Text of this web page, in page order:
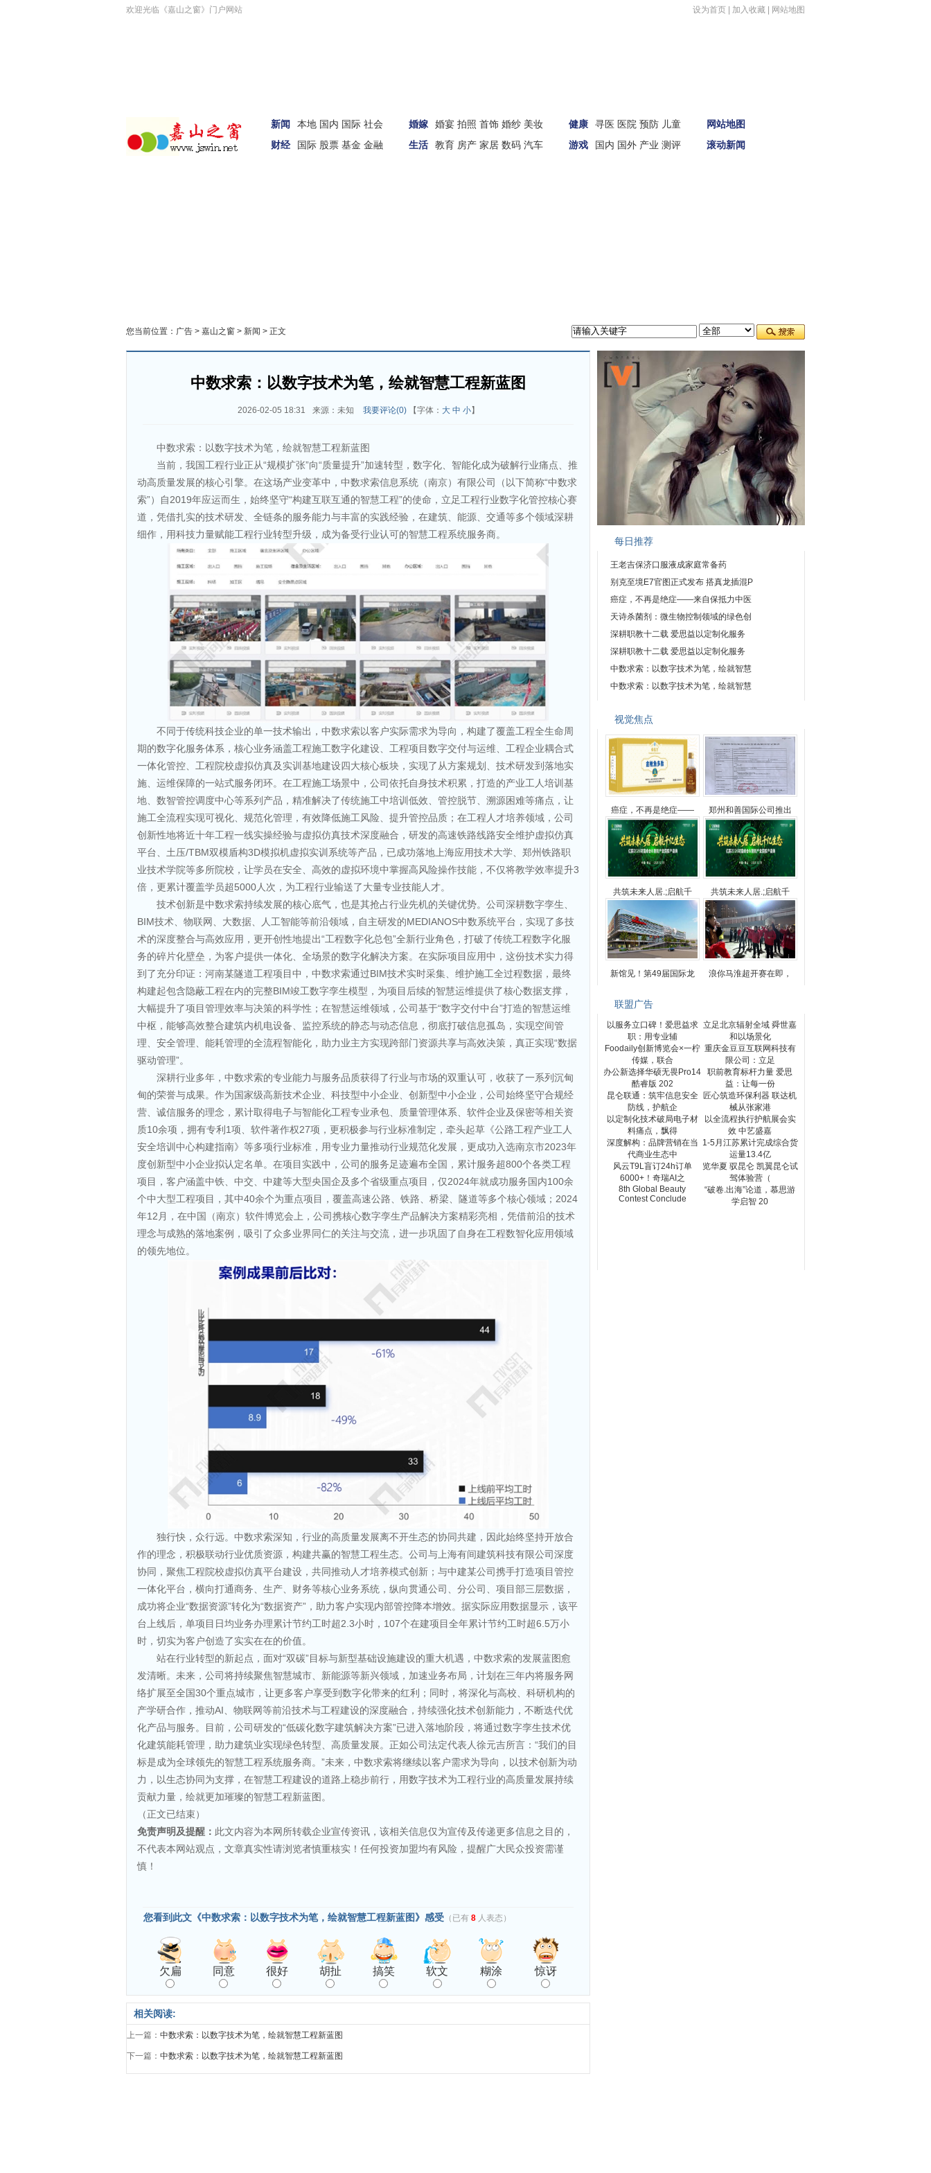
欢迎光临《嘉山之窗》门户网站 设为首页 加入收藏 网站地图
新闻 本地 国内 国际 社会
财经
国际 股票 基金 金融
婚嫁 婚宴 拍照 首饰 婚纱 美妆
生活
教育 房产 家居 数码 汽车
健康 寻医 医院 预防 儿童
游戏
国内 国外 产业 测评
网站地图
滚动新闻
您当前位置： 广告 > 嘉山之窗 > 新闻 > 正文
中数求索：以数字技术为笔，绘就智慧工程新蓝图
2026-02-05 18:31 来源：未知 我要评论(0)【字体： 大 中 小】
中数求索：以数字技术为笔，绘就智慧工程新蓝图
当前，我国工程行业正从“规模扩张”向“质量提升”加速转型，数字化、智能化成为破解行业痛点、推
动高质量发展的核心引擎。在这场产业变革中，中数求索信息系统（南京）有限公司（以下简称“中数求
索”）自2019年应运而生，始终坚守“构建互联互通的智慧工程”的使命，立足工程行业数字化管控核心赛
道，凭借扎实的技术研发、全链条的服务能力与丰富的实践经验，在建筑、能源、交通等多个领域深耕
细作，用科技力量赋能工程行业转型升级，成为备受行业认可的智慧工程系统服务商。
不同于传统科技企业的单一技术输出，中数求索以客户实际需求为导向，构建了覆盖工程全生命周
期的数字化服务体系，核心业务涵盖工程施工数字化建设、工程项目数字交付与运维、工程企业耦合式
一体化管控、工程院校虚拟仿真及实训基地建设四大核心板块，实现了从方案规划、技术研发到落地实
施、运维保障的一站式服务闭环。在工程施工场景中，公司依托自身技术积累，打造的产业工人培训基
地、数智管控调度中心等系列产品，精准解决了传统施工中培训低效、管控脱节、溯源困难等痛点，让
施工全流程实现可视化、规范化管理，有效降低施工风险、提升管控品质；在工程人才培养领域，公司
创新性地将近十年工程一线实操经验与虚拟仿真技术深度融合，研发的高速铁路线路安全维护虚拟仿真
平台、土压/TBM双模盾构3D模拟机虚拟实训系统等产品，已成功落地上海应用技术大学、郑州铁路职
业技术学院等多所院校，让学员在安全、高效的虚拟环境中掌握高风险操作技能，不仅将教学效率提升3
倍，更累计覆盖学员超5000人次，为工程行业输送了大量专业技能人才。
技术创新是中数求索持续发展的核心底气，也是其抢占行业先机的关键优势。公司深耕数字孪生、
BIM技术、物联网、大数据、人工智能等前沿领域，自主研发的MEDIANOS中数系统平台，实现了多技
术的深度整合与高效应用，更开创性地提出“工程数字化总包”全新行业角色，打破了传统工程数字化服
务的碎片化壁垒，为客户提供一体化、全场景的数字化解决方案。在实际项目应用中，这份技术实力得
到了充分印证：河南某隧道工程项目中，中数求索通过BIM技术实时采集、维护施工全过程数据，最终
构建起包含隐蔽工程在内的完整BIM竣工数字孪生模型，为项目后续的智慧运维提供了核心数据支撑，
大幅提升了项目管理效率与决策的科学性；在智慧运维领域，公司基于“数字交付中台”打造的智慧运维
中枢，能够高效整合建筑内机电设备、监控系统的静态与动态信息，彻底打破信息孤岛，实现空间管
理、安全管理、能耗管理的全流程智能化，助力业主方实现跨部门资源共享与高效决策，真正实现“数据
驱动管理”。
深耕行业多年，中数求索的专业能力与服务品质获得了行业与市场的双重认可，收获了一系列沉甸
甸的荣誉与成果。作为国家级高新技术企业、科技型中小企业、创新型中小企业，公司始终坚守合规经
营、诚信服务的理念，累计取得电子与智能化工程专业承包、质量管理体系、软件企业及保密等相关资
质10余项，拥有专利1项、软件著作权27项，更积极参与行业标准制定，牵头起草《公路工程产业工人
安全培训中心构建指南》等多项行业标准，用专业力量推动行业规范化发展，更成功入选南京市2023年
度创新型中小企业拟认定名单。在项目实践中，公司的服务足迹遍布全国，累计服务超800个各类工程
项目，客户涵盖中铁、中交、中建等大型央国企及多个省级重点项目，仅2024年就成功服务国内100余
个中大型工程项目，其中40余个为重点项目，覆盖高速公路、铁路、桥梁、隧道等多个核心领域；2024
年12月，在中国（南京）软件博览会上，公司携核心数字孪生产品解决方案精彩亮相，凭借前沿的技术
理念与成熟的落地案例，吸引了众多业界同仁的关注与交流，进一步巩固了自身在工程数智化应用领域
的领先地位。
独行快，众行远。中数求索深知，行业的高质量发展离不开生态的协同共建，因此始终坚持开放合
作的理念，积极联动行业优质资源，构建共赢的智慧工程生态。公司与上海有间建筑科技有限公司深度
协同，聚焦工程院校虚拟仿真平台建设，共同推动人才培养模式创新；与中建某公司携手打造项目管控
一体化平台，横向打通商务、生产、财务等核心业务系统，纵向贯通公司、分公司、项目部三层数据，
成功将企业“数据资源”转化为“数据资产”，助力客户实现内部管控降本增效。据实际应用数据显示，该平
台上线后，单项目日均业务办理累计节约工时超2.3小时，107个在建项目全年累计节约工时超6.5万小
时，切实为客户创造了实实在在的价值。
站在行业转型的新起点，面对“双碳”目标与新型基础设施建设的重大机遇，中数求索的发展蓝图愈
发清晰。未来，公司将持续聚焦智慧城市、新能源等新兴领域，加速业务布局，计划在三年内将服务网
络扩展至全国30个重点城市，让更多客户享受到数字化带来的红利；同时，将深化与高校、科研机构的
产学研合作，推动AI、物联网等前沿技术与工程建设的深度融合，持续强化技术创新能力，不断迭代优
化产品与服务。目前，公司研发的“低碳化数字建筑解决方案”已进入落地阶段，将通过数字孪生技术优
化建筑能耗管理，助力建筑业实现绿色转型、高质量发展。正如公司法定代表人徐元吉所言：“我们的目
标是成为全球领先的智慧工程系统服务商。”未来，中数求索将继续以客户需求为导向，以技术创新为动
力，以生态协同为支撑，在智慧工程建设的道路上稳步前行，用数字技术为工程行业的高质量发展持续
贡献力量，绘就更加璀璨的智慧工程新蓝图。
（正文已结束）
免责声明及提醒： 此文内容为本网所转载企业宣传资讯，该相关信息仅为宣传及传递更多信息之目的，
不代表本网站观点，文章真实性请浏览者慎重核实！任何投资加盟均有风险，提醒广大民众投资需谨
慎！
您看到此文《中数求索：以数字技术为笔，绘就智慧工程新蓝图》感受 （已有 8 人表态）
欠扁 同意 很好 胡扯 搞笑 软文 糊涂 惊讶
相关阅读:
上一篇： 中数求索：以数字技术为笔，绘就智慧工程新蓝图
下一篇： 中数求索：以数字技术为笔，绘就智慧工程新蓝图
每日推荐
王老吉保济口服液成家庭常备药
别克至境E7官图正式发布 搭真龙插混P
癌症，不再是绝症——来自保抵力中医
天诗杀菌剂：微生物控制领域的绿色创
深耕职教十二载 爱思益以定制化服务
深耕职教十二载 爱思益以定制化服务
中数求索：以数字技术为笔，绘就智慧
中数求索：以数字技术为笔，绘就智慧
视觉焦点
癌症，不再是绝症—— 郑州和善国际公司推出
共筑未来人居.;启航千 共筑未来人居.;启航千
新馆见！第49届国际龙 浪你马淮超开赛在即，
联盟广告
以服务立口碑！爱思益求
职：用专业辅
立足北京辐射全域 舜世嘉
和以场景化
Foodaily创新博览会×一柠
传媒，联合
重庆金豆豆互联网科技有
限公司：立足
办公新选择华硕无畏Pro14
酷睿版 202
职前教育标杆力量 爱思
益：让每一份
昆仑联通：筑牢信息安全
防线，护航企
匠心筑造环保利器 联达机
械从张家港
以定制化技术破局电子材
料痛点，飘得
以全流程执行护航展会实
效 中艺盛嘉
深度解构：品牌营销在当
代商业生态中
1-5月江苏累计完成综合货
运量13.4亿
风云T9L盲订24h订单
6000+！奇瑞AI之
览华夏 驭昆仑 凯翼昆仑试
驾体验营（
8th Global Beauty
Contest Conclude
“破卷.出海”论道，慕思游
学启智 20